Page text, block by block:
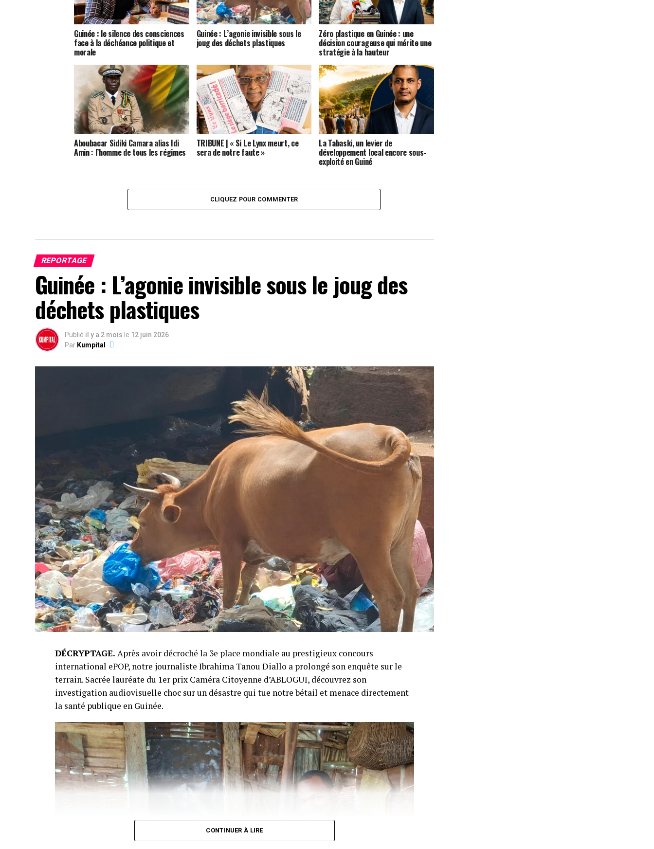
Guinée : le silence des consciences
face à la déchéance politique et
morale
Guinée : L’agonie invisible sous le
joug des déchets plastiques
Zéro plastique en Guinée : une
décision courageuse qui mérite une
stratégie à la hauteur
Aboubacar Sidiki Camara alias Idi
Amin : l’homme de tous les régimes
TRIBUNE | « Si Le Lynx meurt, ce
sera de notre faute »
La Tabaski, un levier de
développement local encore sous-
exploité en Guiné
CLIQUEZ POUR COMMENTER
REPORTAGE
Guinée : L’agonie invisible sous le joug des
déchets plastiques
Publié il y a 2 mois le 12 juin 2026
Par Kumpital
DÉCRYPTAGE. Après avoir décroché la 3e place mondiale au prestigieux concours
international ePOP, notre journaliste Ibrahima Tanou Diallo a prolongé son enquête sur le
terrain. Sacrée lauréate du 1er prix Caméra Citoyenne d’ABLOGUI, découvrez son
investigation audiovisuelle choc sur un désastre qui tue notre bétail et menace directement
la santé publique en Guinée.
CONTINUER À LIRE